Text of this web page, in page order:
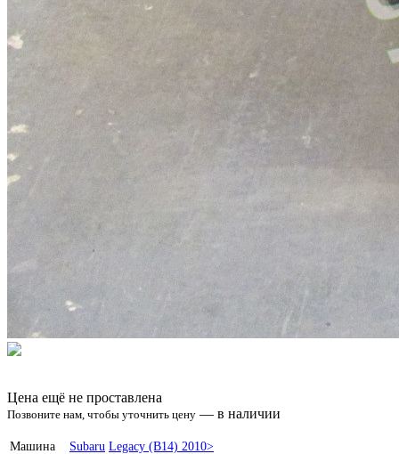
Цена ещё не проставлена
Позвоните нам, чтобы уточнить цену — в наличии
Машина Subaru Legacy (B14) 2010>